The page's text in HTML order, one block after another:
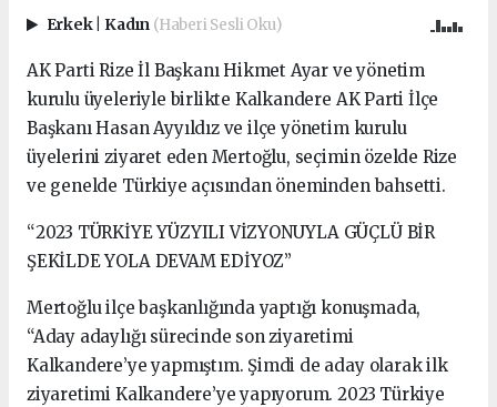
Erkek Kadın (Haberi Sesli Oku)
AK Parti Rize İl Başkanı Hikmet Ayar ve yönetim
kurulu üyeleriyle birlikte Kalkandere AK Parti İlçe
Başkanı Hasan Ayyıldız ve ilçe yönetim kurulu
üyelerini ziyaret eden Mertoğlu, seçimin özelde Rize
ve genelde Türkiye açısından öneminden bahsetti.
“2023 TÜRKİYE YÜZYILI VİZYONUYLA GÜÇLÜ BİR
ŞEKİLDE YOLA DEVAM EDİYOZ”
Mertoğlu ilçe başkanlığında yaptığı konuşmada,
“Aday adaylığı sürecinde son ziyaretimi
Kalkandere’ye yapmıştım. Şimdi de aday olarak ilk
ziyaretimi Kalkandere’ye yapıyorum. 2023 Türkiye